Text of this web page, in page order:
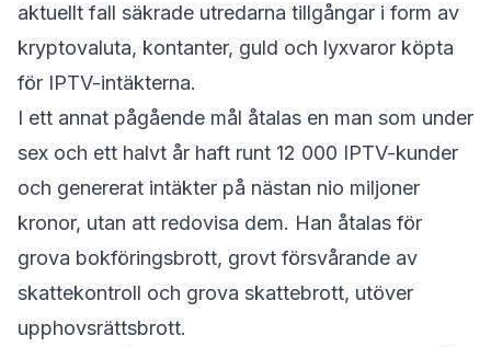
aktuellt fall säkrade utredarna tillgångar i form av
kryptovaluta, kontanter, guld och lyxvaror köpta
för IPTV-intäkterna.
I ett annat pågående mål åtalas en man som under
sex och ett halvt år haft runt 12 000 IPTV-kunder
och genererat intäkter på nästan nio miljoner
kronor, utan att redovisa dem. Han åtalas för
grova bokföringsbrott, grovt försvårande av
skattekontroll och grova skattebrott, utöver
upphovsrättsbrott.